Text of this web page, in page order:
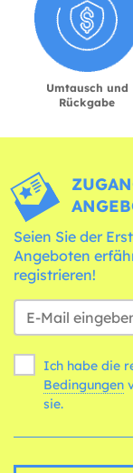
Umtausch und
Rückgabe
Seien Sie der
Angeboten
registrieren!
Ich habe die
Bedingungen
sie.